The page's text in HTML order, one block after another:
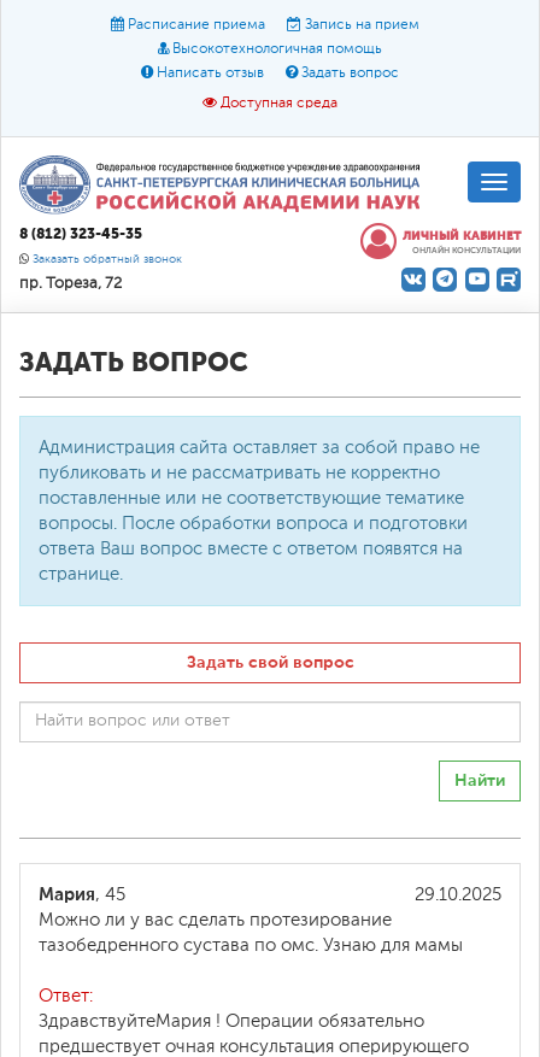
Расписание приема
Запись на прием
Высокотехнологичная помощь
Написать отзыв
Задать вопрос
Доступная среда
Размер шрифта: A A A
Цвет:
О доступной среде
8 (812) 323-45-35
Заказать обратный звонок
пр. Тореза, 72
ЛИЧНЫЙ КАБИНЕТ
ОНЛАЙН КОНСУЛЬТАЦИИ
ЗАДАТЬ ВОПРОС
Администрация сайта оставляет за собой право не
публиковать и не рассматривать не корректно
поставленные или не соответствующие тематике
вопросы. После обработки вопроса и подготовки
ответа Ваш вопрос вместе с ответом появятся на
странице.
Задать свой вопрос
Найти
29.10.2025
Мария, 45
Можно ли у вас сделать протезирование
тазобедренного сустава по омс. Узнаю для мамы
Ответ:
ЗдравствуйтеМария ! Операции обязательно
предшествует очная консультация оперирующего